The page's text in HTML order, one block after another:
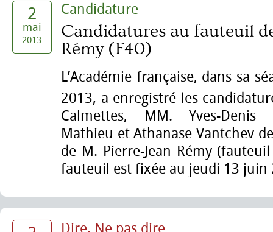
2
mai
2013
Candidature
Candidatures au fauteuil
Rémy (F40)
L’Académie française, dans sa
2013, a enregistré les
Calmettes, MM. Yves-Denis
Mathieu et Athanase Vantchev
de M. Pierre-Jean Rémy
fauteuil est fixée au jeudi 13 juin
Dire, Ne pas dire